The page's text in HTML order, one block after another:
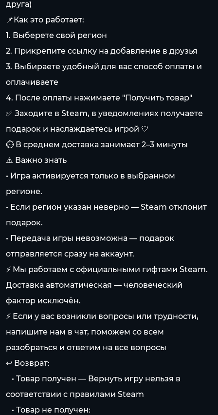
друга)
📌Как это работает:
1. Выберете свой регион
2. Прикрепите ссылку на добавление в друзья
3. Выбираете удобный для вас способ оплаты и
оплачиваете
4. После оплаты нажимаете "Получить товар"
✅ Заходите в Steam, в уведомлениях получаете
подарок и наслаждаетесь игрой 💙
⏱️ В среднем доставка занимает 2–3 минуты
⚠️ Важно знать
• Игра активируется только в выбранном
регионе.
• Если регион указан неверно — Steam отклонит
подарок.
• Передача игры невозможна — подарок
отправляется сразу на аккаунт.
⚡️ Мы работаем с официальными гифтами Steam.
Доставка автоматическая — человеческий
фактор исключён.
⚡️ Если у вас возникли вопросы или трудности,
напишите нам в чат, поможем со всем
разобраться и ответим на все вопросы
↩️ Возврат:
⠀• Товар получен — Вернуть игру нельзя в
соответствии с правилами Steam
⠀• Товар не получен: